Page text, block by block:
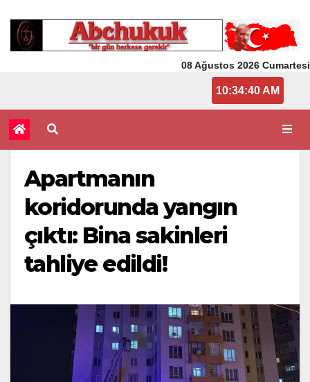
08 Ağustos 2026 Cumartesi
10:34:40 AM
Apartmanın
koridorunda yangın
çıktı: Bina sakinleri
tahliye edildi!